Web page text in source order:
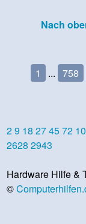
Nach
1 ... 758
29 18 274572
2628 2943
Hardware Hilfe &
©